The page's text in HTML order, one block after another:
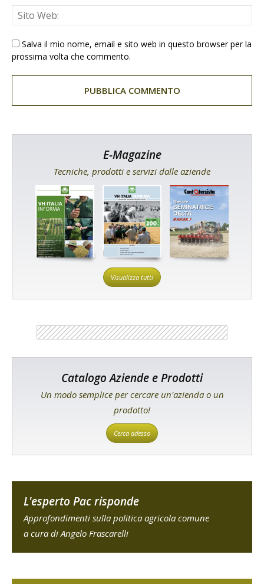
Salva il mio nome, email e sito web in questo browser per la
prossima volta che commento.
E-Magazine
Tecniche, prodotti e servizi dalle aziende
Visualizza tutti
Catalogo Aziende e Prodotti
Un modo semplice per cercare un'azienda o un
prodotto!
Cerca adesso
L'esperto Pac risponde
Approfondimenti sulla politica agricola comune
a cura di Angelo Frascarelli